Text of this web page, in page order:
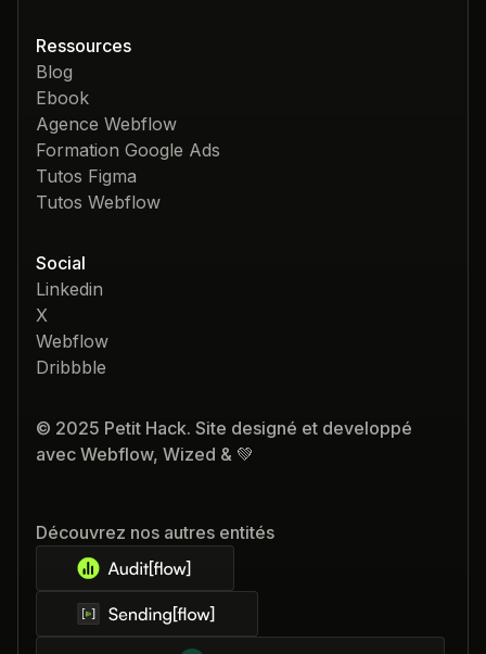
Ressources
Blog
Ebook
Agence Webflow
Formation Google Ads
Tutos Figma
Tutos Webflow
Social
Linkedin
X
Webflow
Dribbble
Découvrez nos autres entités
© 2025 Petit Hack. Site designé et developpé
avec Webflow, Wized & 💚